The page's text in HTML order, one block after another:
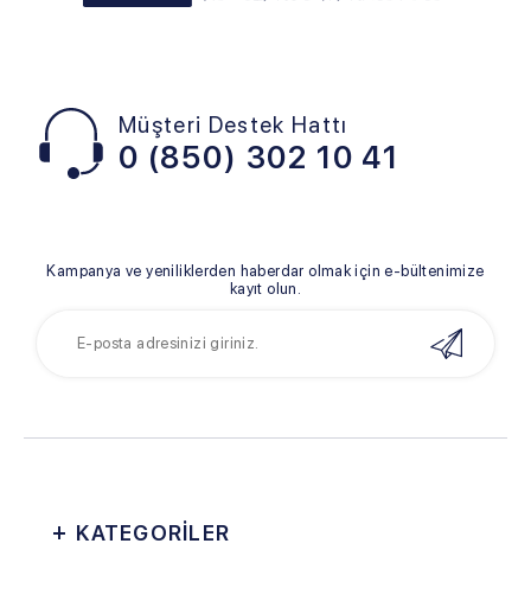
Müşteri Destek Hattı
0 (850) 302 10 41
Kampanya ve yeniliklerden haberdar olmak için e-bültenimize
kayıt olun.
KATEGORİLER